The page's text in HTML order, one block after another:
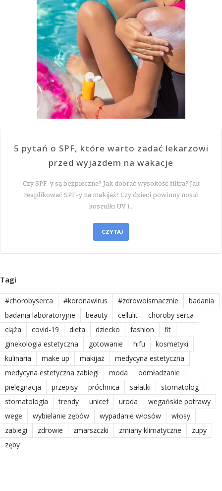
5 pytań o SPF, które warto zadać lekarzowi
przed wyjazdem na wakacje
Czy SPF-y są bezpieczne? Jak dobrać wysokość filtra? Jak
reaplikować SPF-y na makijaż? Czy dzieci powinny nosić
koszulki UV i…
CZYTAJ
Tagi
#chorobyserca #koronawirus #zdrowoismacznie
badania
badania laboratoryjne
beauty cellulit
choroby serca
ciąża
covid-19 dieta dziecko fashion
fit
ginekologia estetyczna
gotowanie hifu
kosmetyki
kulinaria
make up makijaż
medycyna estetyczna
medycyna estetyczna zabiegi
moda
odmładzanie
pielęgnacja
przepisy próchnica sałatki
stomatolog
stomatologia
trendy unicef uroda
wegańskie potrawy
wege
wybielanie zębów wypadanie włosów
włosy
zabiegi
zdrowie zmarszczki zmiany klimatyczne
zupy
zęby